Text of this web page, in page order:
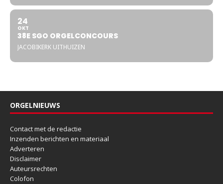
24
OKT
38E SGO ORGELCONCOURS
JACOBIKERK UITHUIZEN
ORGELNIEUWS
Contact met de redactie
Inzenden berichten en materiaal
Adverteren
Disclaimer
Auteursrechten
Colofon